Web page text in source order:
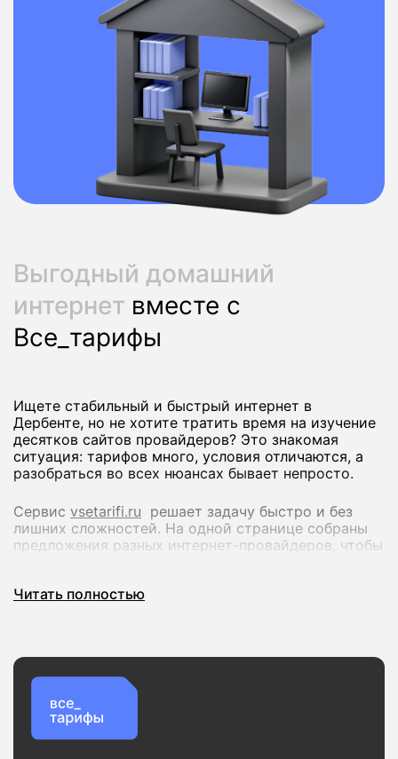
Выгодный домашний
интернет вместе с
Все_тарифы
Ищете стабильный и быстрый интернет в
Дербенте, но не хотите тратить время на изучение
десятков сайтов провайдеров? Это знакомая
ситуация: тарифов много, условия отличаются, а
разобраться во всех нюансах бывает непросто.
Сервис vsetarifi.ru решает задачу быстро и без
лишних сложностей. На одной странице собраны
предложения разных интернет-провайдеров, чтобы
Удобное сравнение тарифов по скорости и
стоимости
Актуальные предложения без устаревшей
информации
Проверку доступности подключения по вашему
Читать полностью